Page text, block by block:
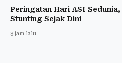
Peringatan Hari ASI
Stunting Sejak Dini
3 jam lalu